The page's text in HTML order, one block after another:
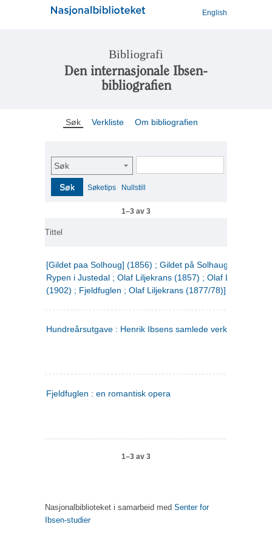
English
Bibliografi
Den internasjonale Ibsen-
bibliografien
Søk Verkliste Om bibliografien
Søk
Søk Søketips Nullstill
1–3 av 3
Tittel
[Gildet paa Solhoug] (1856) ; Gildet på Solhaug (1883) ;
Rypen i Justedal ; Olaf Liljekrans (1857) ; Olaf Liljekrans
(1902) ; Fjeldfuglen ; Olaf Liljekrans (1877/78)]
Hundreårsutgave : Henrik Ibsens samlede verker. 3
Fjeldfuglen : en romantisk opera
1–3 av 3
Nasjonalbiblioteket i samarbeid med Senter for
Ibsen-studier